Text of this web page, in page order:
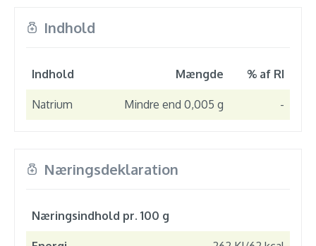
Indhold
Indhold Mængde % af RI
Natrium Mindre end 0,005 g -
Næringsdeklaration
Næringsindhold pr. 100 g